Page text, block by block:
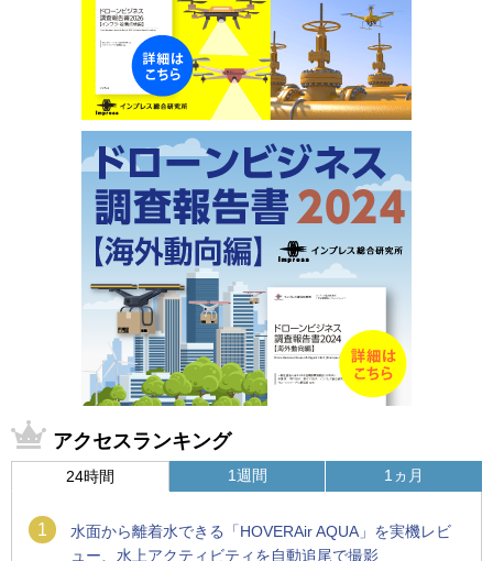
アクセスランキング
24時間
1
水面から離着水できる「HOVERAir AQUA」を実機レビ
ュー、水上アクティビティを自動追尾で撮影
1週間 1ヵ月